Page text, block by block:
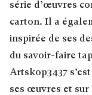
série d’œuvres
carton. Il a
inspirée de ses
du savoir-faire
Artskop3437
ses œuvres et